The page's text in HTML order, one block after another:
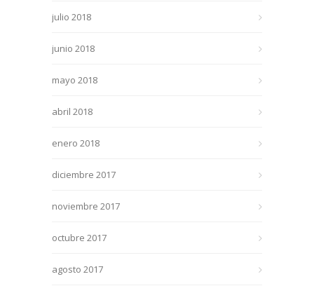
julio 2018
junio 2018
mayo 2018
abril 2018
enero 2018
diciembre 2017
noviembre 2017
octubre 2017
agosto 2017